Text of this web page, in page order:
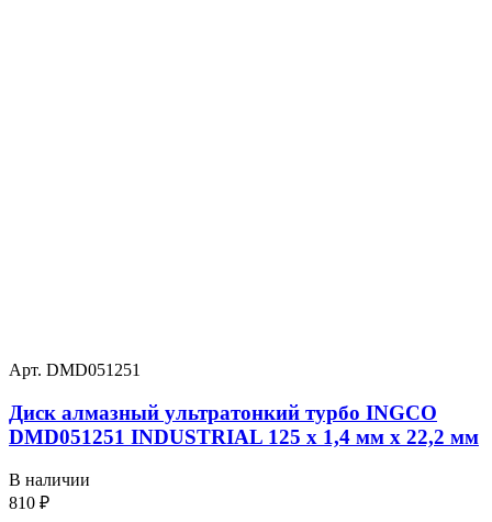
Арт. DMD051251
Диск алмазный ультратонкий турбо INGCO
DMD051251 INDUSTRIAL 125 х 1,4 мм x 22,2 мм
В наличии
810 ₽